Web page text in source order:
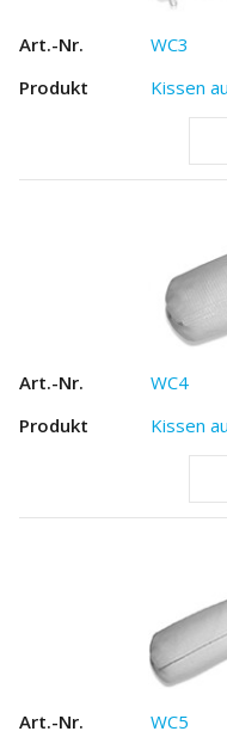
WC3
Kissen
WC4
Kissen
WC5